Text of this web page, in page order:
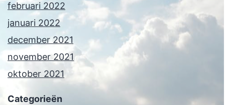
februari 2022
januari 2022
december 2021
november 2021
oktober 2021
Categorieën